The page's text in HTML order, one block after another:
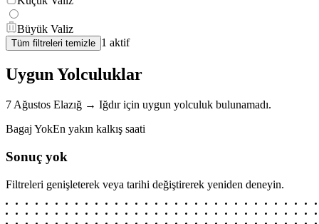
Büyük Valiz
Tüm filtreleri temizle 1 aktif
Uygun Yolculuklar
7 Ağustos Elazığ → Iğdıriçin uygun yolculuk bulunamadı.
Bagaj YokEn yakın kalkış saati
Sonuç yok
Filtreleri genişleterek veya tarihi değiştirerek yeniden deneyin.